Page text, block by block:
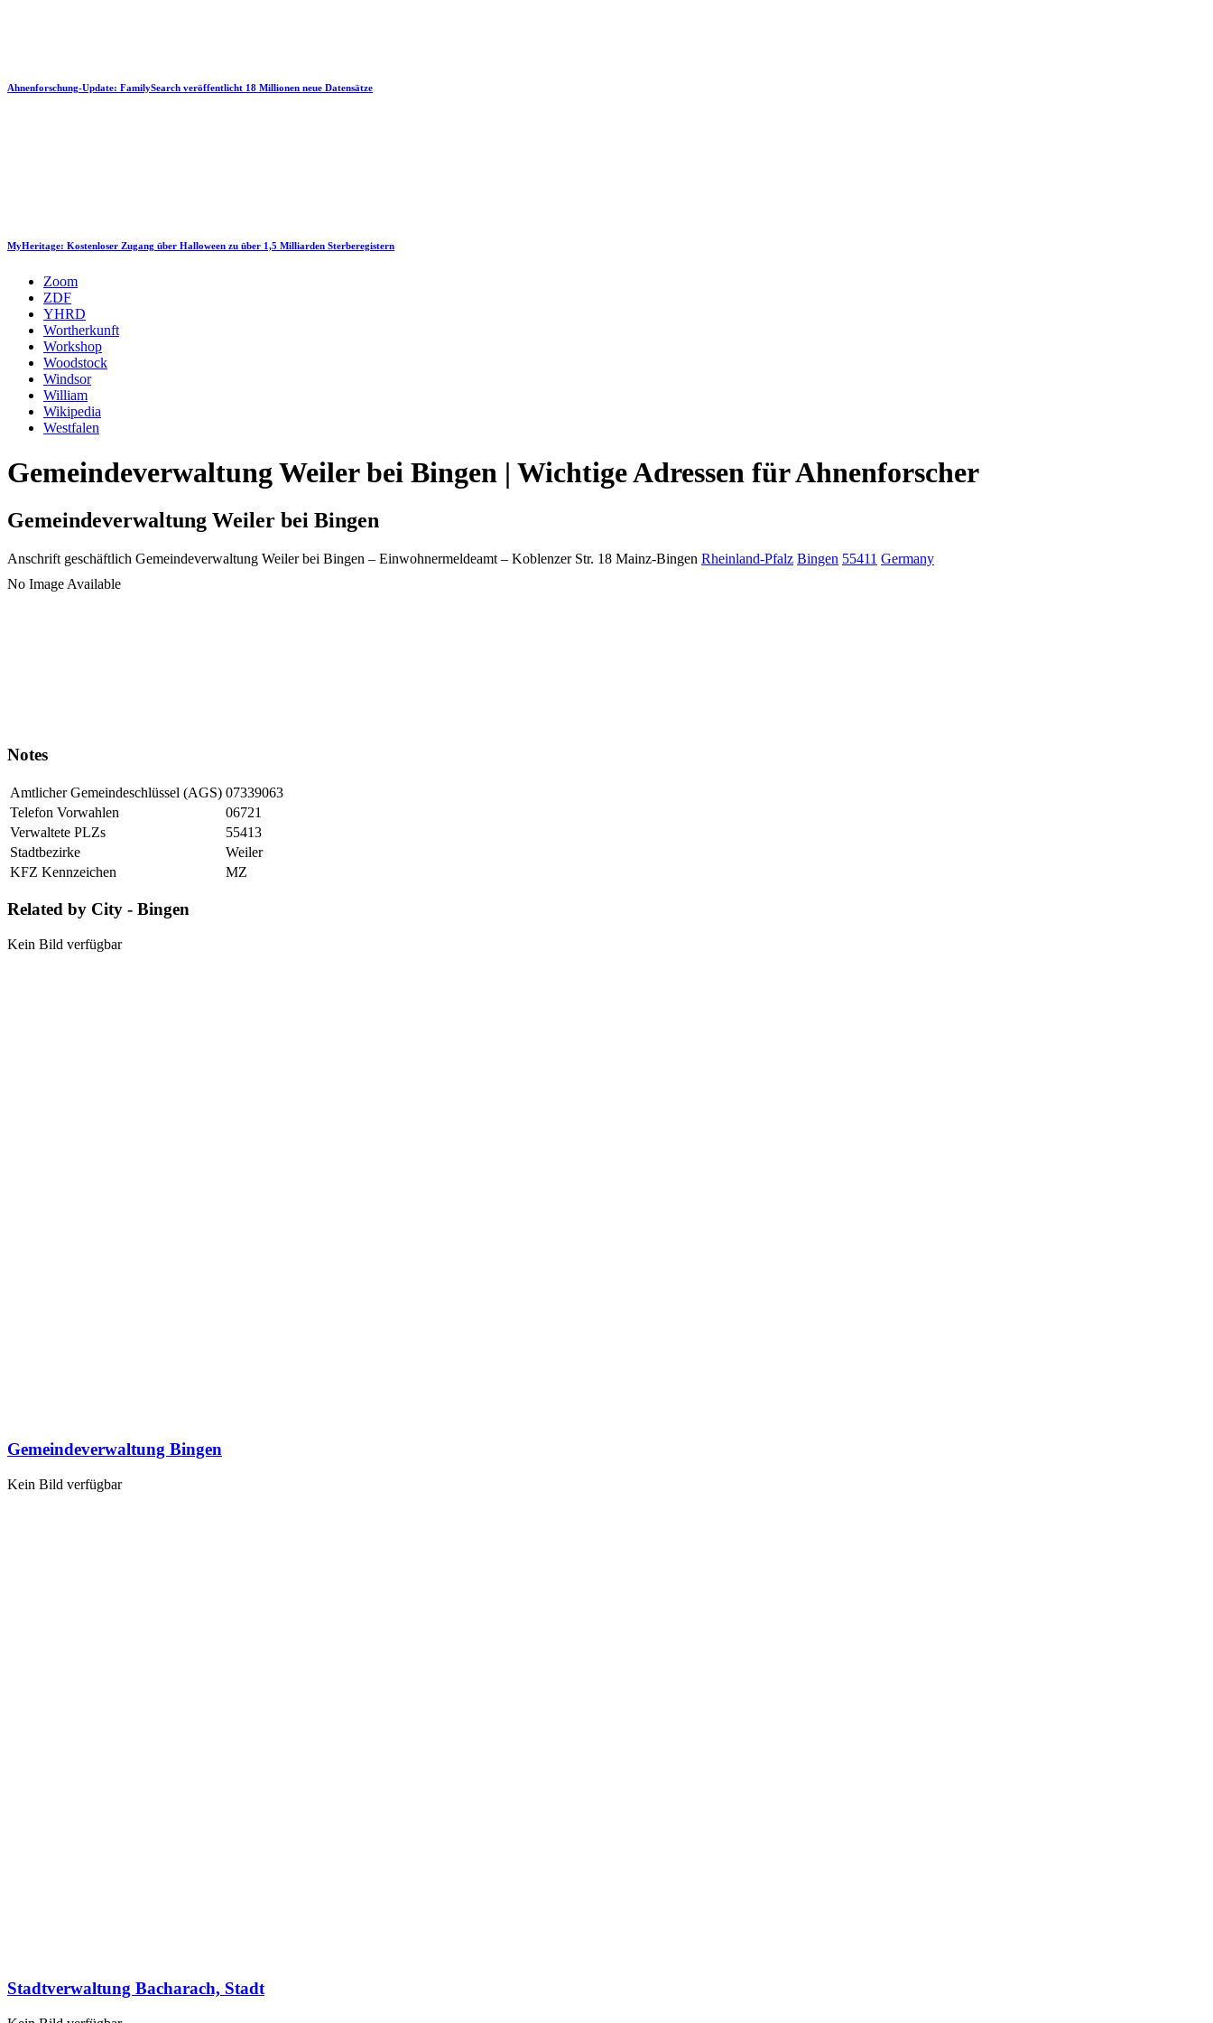
Ahnenforschung-Update: FamilySearch veröffentlicht 18 Millionen neue Datensätze
MyHeritage: Kostenloser Zugang über Halloween zu über 1,5 Milliarden Sterberegistern
Zoom
ZDF
YHRD
Wortherkunft
Workshop
Woodstock
Windsor
William
Wikipedia
Westfalen
Gemeindeverwaltung Weiler bei Bingen | Wichtige Adressen für Ahnenforscher
Gemeindeverwaltung Weiler bei Bingen
Anschrift geschäftlich Gemeindeverwaltung Weiler bei Bingen – Einwohnermeldeamt – Koblenzer Str. 18 Mainz-Bingen Rheinland-Pfalz Bingen 55411 Germany
No Image Available
Notes
Amtlicher Gemeindeschlüssel (AGS) 07339063
Telefon Vorwahlen
06721
Verwaltete PLZs
55413
Stadtbezirke
Weiler
KFZ Kennzeichen
MZ
Related by City - Bingen
Kein Bild verfügbar
Gemeindeverwaltung Bingen
Kein Bild verfügbar
Stadtverwaltung Bacharach, Stadt